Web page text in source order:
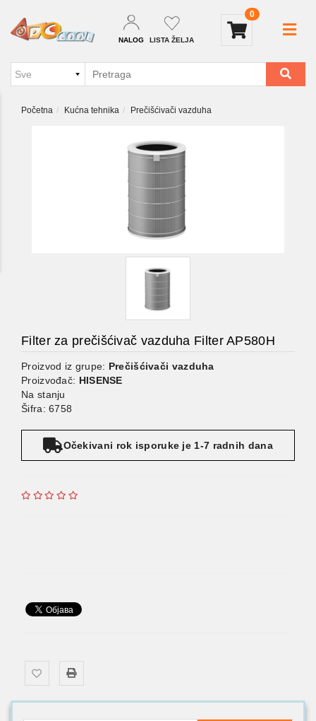
NALOG LISTA ŽELJA
0
Početna Kućna tehnika Prečišćivači vazduha
Filter za prečišćivač vazduha Filter AP580H
Proizvod iz grupe: Prečišćivači vazduha
Proizvođač: HISENSE
Na stanju
Šifra: 6758
Očekivani rok isporuke je 1-7 radnih dana